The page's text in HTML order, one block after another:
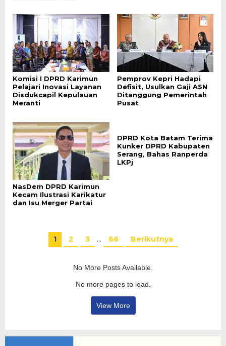
Komisi I DPRD Karimun
Pelajari Inovasi Layanan
Disdukcapil Kepulauan
Meranti
Pemprov Kepri Hadapi
Defisit, Usulkan Gaji ASN
Ditanggung Pemerintah
Pusat
NasDem DPRD Karimun
Kecam Ilustrasi Karikatur
dan Isu Merger Partai
DPRD Kota Batam Terima
Kunker DPRD Kabupaten
Serang, Bahas Ranperda
LKPj
1 2 3 … 66 Berikutnya
No More Posts Available.
No more pages to load.
View More